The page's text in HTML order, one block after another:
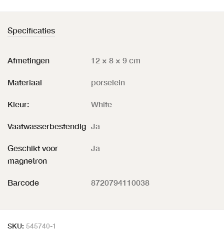
Specificaties
Afmetingen 12 × 8 × 9 cm
Materiaal porselein
Kleur: White
Vaatwasserbestendig Ja
Geschikt voor
magnetron
Ja
Barcode 8720794110038
SKU: 545740-1